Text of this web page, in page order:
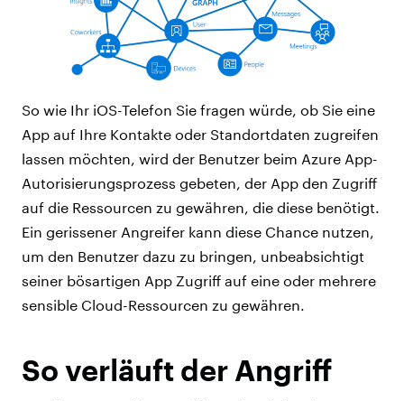
So wie Ihr iOS-Telefon Sie fragen würde, ob Sie eine
App auf Ihre Kontakte oder Standortdaten zugreifen
lassen möchten, wird der Benutzer beim Azure App-
Autorisierungsprozess gebeten, der App den Zugriff
auf die Ressourcen zu gewähren, die diese benötigt.
Ein gerissener Angreifer kann diese Chance nutzen,
um den Benutzer dazu zu bringen, unbeabsichtigt
seiner bösartigen App Zugriff auf eine oder mehrere
sensible Cloud-Ressourcen zu gewähren.
So verläuft der Angriff